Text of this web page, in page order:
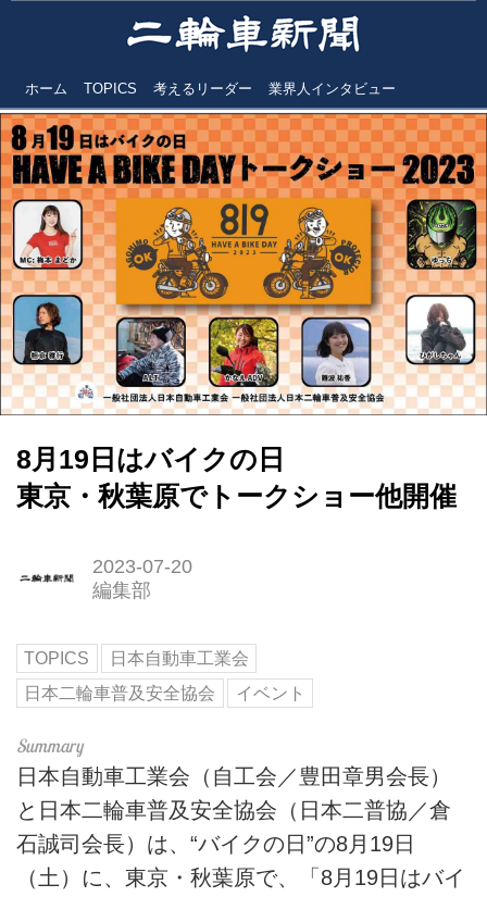
ホーム TOPICS 考えるリーダー 業界人インタビュー
8月19日はバイクの日
東京・秋葉原でトークショー他開催
2023-07-20
編集部
TOPICS
日本自動車工業会
日本二輪車普及安全協会
イベント
日本自動車工業会（自工会／豊田章男会長）
と日本二輪車普及安全協会（日本二普協／倉
石誠司会長）は、“バイクの日”の8月19日
（土）に、東京・秋葉原で、「8月19日はバイ